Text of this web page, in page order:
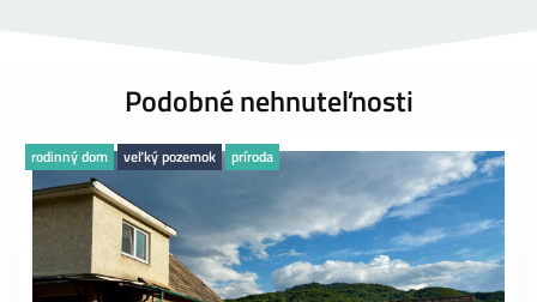
Podobné nehnuteľnosti
rodinný dom veľký pozemok príroda